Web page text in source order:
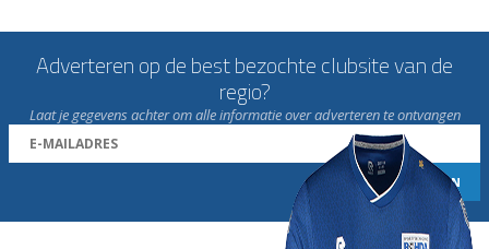
Adverteren op de best bezochte clubsite van de
regio?
Laat je gegevens achter om alle informatie over adverteren te ontvangen